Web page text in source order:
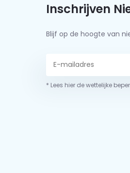
Inschrijven
Blijf op de hoogte van
* Lees hier de wettelijke